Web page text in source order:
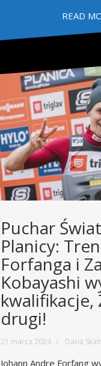
READ
Puchar
Planicy:
Forfanga i
Kobayashi
kwalifikacje,
drugi!
21 marca 2024 Daria
Johann Andre Forfang